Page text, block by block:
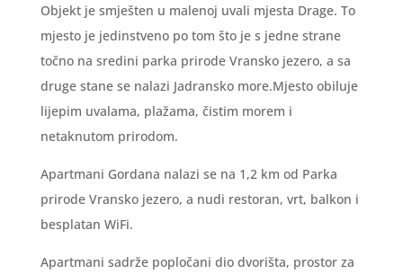
Objekt je smješten u malenoj uvali mjesta Drage. To
mjesto je jedinstveno po tom što je s jedne strane
točno na sredini parka prirode Vransko jezero, a sa
druge stane se nalazi Jadransko more.Mjesto obiluje
lijepim uvalama, plažama, čistim morem i
netaknutom prirodom.
Apartmani Gordana nalazi se na 1,2 km od Parka
prirode Vransko jezero, a nudi restoran, vrt, balkon i
besplatan WiFi.
Apartmani sadrže popločani dio dvorišta, prostor za